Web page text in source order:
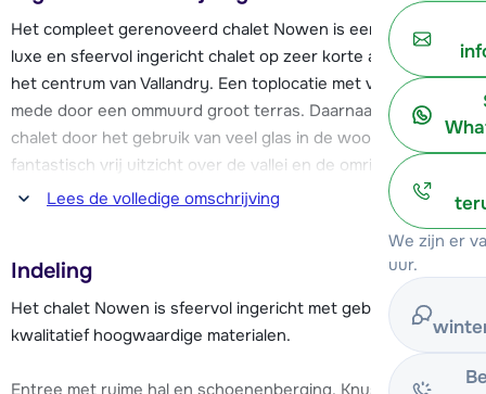
We zijn er
uur.
Het compleet gerenoveerd chalet Nowen is een vrijstaand,
luxe en sfeervol ingericht chalet op zeer korte afstand van
het centrum van Vallandry. Een toplocatie met veel privacy,
mede door een ommuurd groot terras. Daarnaast biedt het
chalet door het gebruik van veel glas in de woonkamer een
fantastisch vrij uitzicht over de vallei en de omringende
bergwereld met toppen tot liefst 3500 meter hoogte en
Zowel de skipiste als de eerste stoeltjeslift vind je op
slechts 100 meter van het chalet. Direct onder de cabinelift
"Vallandry 74" is er een aparte garage/ski-omkleedruimte
met skischoenen-droger aanwezig, om slepen met de ski-
uitrusting overbodig te maken.
Lees de volledige omschrijving
Indeling
Het chalet Nowen is sfeervol ingericht met gebruik van
kwalitatief hoogwaardige materialen.
Entree met ruime hal en schoenenberging. Knusse,